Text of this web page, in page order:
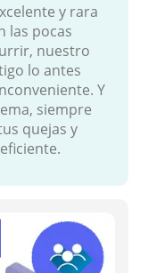
y rara
las pocas
nuestro
lo antes
Y
siempre
quejas y